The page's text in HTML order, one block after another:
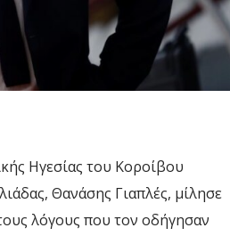
Ηγεσίας του Κοροίβου
Θανάσης Γιαπλές, μίλησε
λόγους που τον οδήγησαν